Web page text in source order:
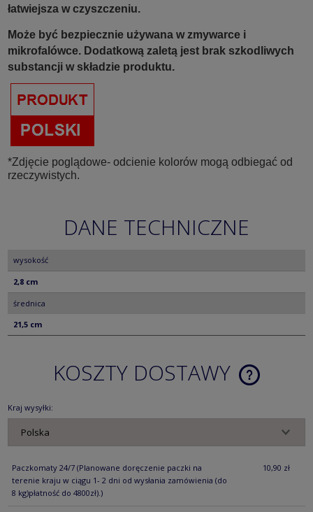
łatwiejsza w czyszczeniu.
Może być bezpiecznie używana w zmywarce i
mikrofalówce. Dodatkową zaletą jest brak szkodliwych
substancji w składzie produktu.
*Zdjęcie poglądowe- odcienie kolorów mogą odbiegać od
rzeczywistych.
DANE TECHNICZNE
wysokość
2,8 cm
średnica
21,5 cm
KOSZTY DOSTAWY
CENA NIE
Kraj wysyłki:
Paczkomaty 24/7 (Planowane doręczenie paczki na
terenie kraju w ciągu 1- 2 dni od wysłania zamówienia (do
8 kg)płatność do 4800zł).)
10,90 zł